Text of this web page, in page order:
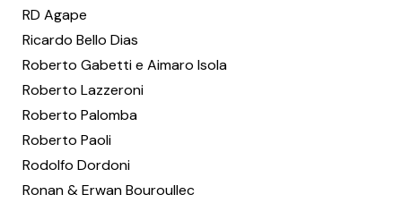
RD Agape
Ricardo Bello Dias
Roberto Gabetti e Aimaro Isola
Roberto Lazzeroni
Roberto Palomba
Roberto Paoli
Rodolfo Dordoni
Ronan & Erwan Bouroullec